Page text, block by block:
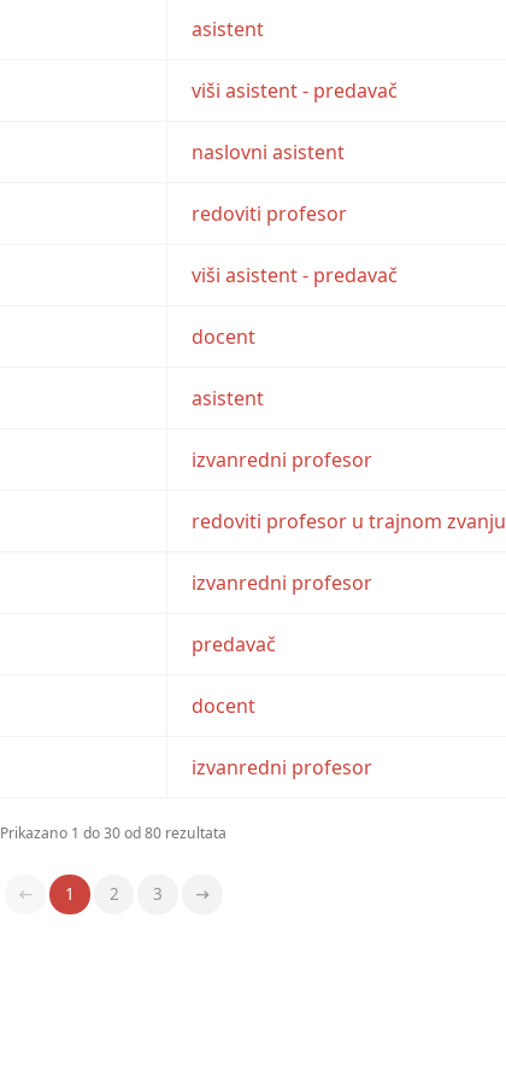
asistent
viši asistent - predavač
naslovni asistent
redoviti profesor
viši asistent - predavač
docent
asistent
izvanredni profesor
redoviti profesor u trajnom zvanju
izvanredni profesor
predavač
docent
izvanredni profesor
Prikazano 1 do 30 od 80 rezultata
1 2 3